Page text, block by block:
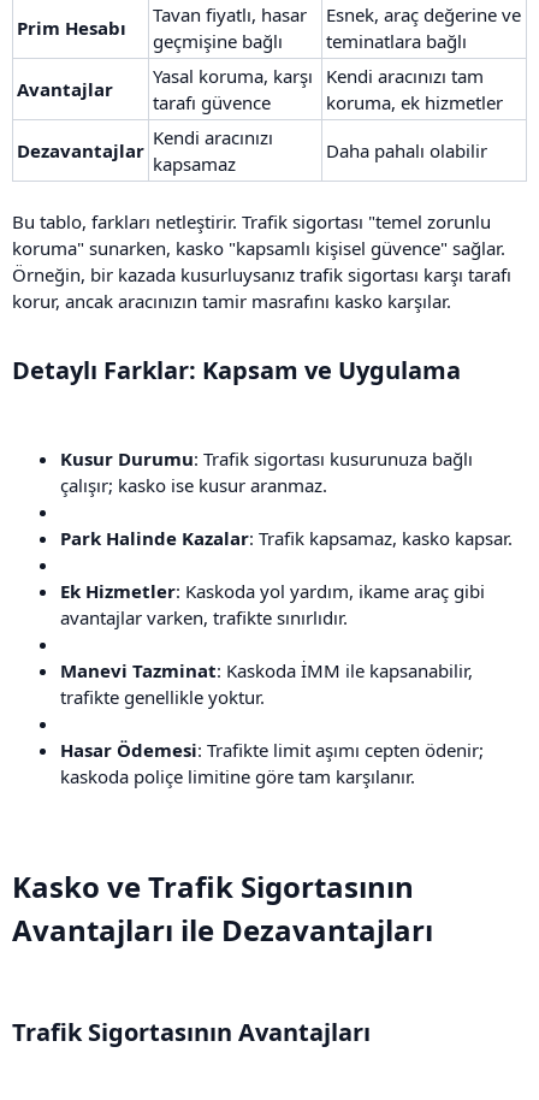
Prim Hesabı
Tavan fiyatlı, hasar
geçmişine bağlı
Esnek, araç değerine ve
teminatlara bağlı
Avantajlar
Yasal koruma, karşı
tarafı güvence
Kendi aracınızı tam
koruma, ek hizmetler
Dezavantajlar
Kendi aracınızı
kapsamaz
Daha pahalı olabilir
Bu tablo, farkları netleştirir. Trafik sigortası "temel zorunlu
koruma" sunarken, kasko "kapsamlı kişisel güvence" sağlar.
Örneğin, bir kazada kusurluysanız trafik sigortası karşı tarafı
korur, ancak aracınızın tamir masrafını kasko karşılar.
Detaylı Farklar: Kapsam ve Uygulama​
Kusur Durumu: Trafik sigortası kusurunuza bağlı
çalışır; kasko ise kusur aranmaz.
Park Halinde Kazalar: Trafik kapsamaz, kasko kapsar.
Ek Hizmetler: Kaskoda yol yardım, ikame araç gibi
avantajlar varken, trafikte sınırlıdır.
Manevi Tazminat: Kaskoda İMM ile kapsanabilir,
trafikte genellikle yoktur.
Hasar Ödemesi: Trafikte limit aşımı cepten ödenir;
kaskoda poliçe limitine göre tam karşılanır.
Kasko ve Trafik Sigortasının
Avantajları ile Dezavantajları​
Trafik Sigortasının Avantajları​